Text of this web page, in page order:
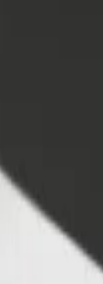
Arena
kwenda Arena